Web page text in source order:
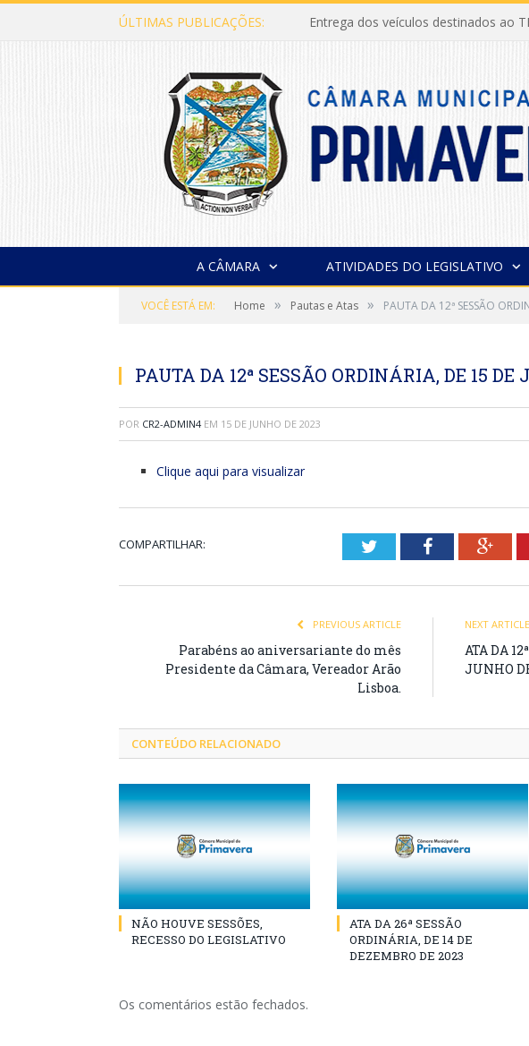
ÚLTIMAS PUBLICAÇÕES: Entrega dos veículos destinados ao
A CÂMARA ATIVIDADES DO LEGISLATIVO
VOCÊ ESTÁ EM: Home » Pautas e Atas » PAUTA DA 12ª SESSÃO
PAUTA DA 12ª SESSÃO ORDINÁRIA, DE 15 DE
POR CR2-ADMIN4 EM 15 DE JUNHO DE 2023
Clique aqui para visualizar
COMPARTILHAR: TwitterFacebook
PREVIOUS ARTICLE
Parabéns ao aniversariante do mês
Presidente da Câmara, Vereador Arão
Lisboa.
NEXT ARTICLE
ATA DA
JUNHO
CONTEÚDO RELACIONADO
NÃO HOUVE SESSÕES,
RECESSO DO LEGISLATIVO
ATA DA 26ª SESSÃO
ORDINÁRIA, DE 14 DE
DEZEMBRO DE 2023
Os comentários estão fechados.